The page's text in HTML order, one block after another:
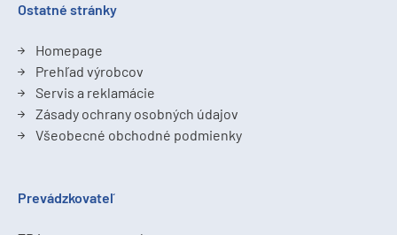
Ostatné stránky
Homepage
Prehľad výrobcov
Servis a reklamácie
Zásady ochrany osobných údajov
Všeobecné obchodné podmienky
Prevádzkovateľ